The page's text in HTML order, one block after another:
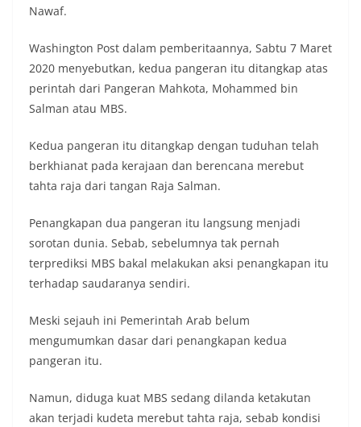
Nawaf.
Washington Post dalam pemberitaannya, Sabtu 7 Maret
2020 menyebutkan, kedua pangeran itu ditangkap atas
perintah dari Pangeran Mahkota, Mohammed bin
Salman atau MBS.
Kedua pangeran itu ditangkap dengan tuduhan telah
berkhianat pada kerajaan dan berencana merebut
tahta raja dari tangan Raja Salman.
Penangkapan dua pangeran itu langsung menjadi
sorotan dunia. Sebab, sebelumnya tak pernah
terprediksi MBS bakal melakukan aksi penangkapan itu
terhadap saudaranya sendiri.
Meski sejauh ini Pemerintah Arab belum
mengumumkan dasar dari penangkapan kedua
pangeran itu.
Namun, diduga kuat MBS sedang dilanda ketakutan
akan terjadi kudeta merebut tahta raja, sebab kondisi